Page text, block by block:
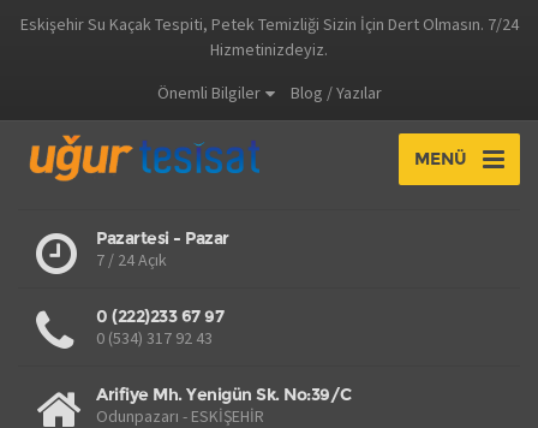
Eskişehir Su Kaçak Tespiti, Petek Temizliği Sizin İçin Dert Olmasın. 7/24
Hizmetinizdeyiz.
Önemli Bilgiler
Blog / Yazılar
MENÜ
Pazartesi - Pazar
7 / 24 Açık
0 (222)233 67 97
0 (534) 317 92 43
Arifiye Mh. Yenigün Sk. No:39/C
Odunpazarı - ESKİŞEHİR